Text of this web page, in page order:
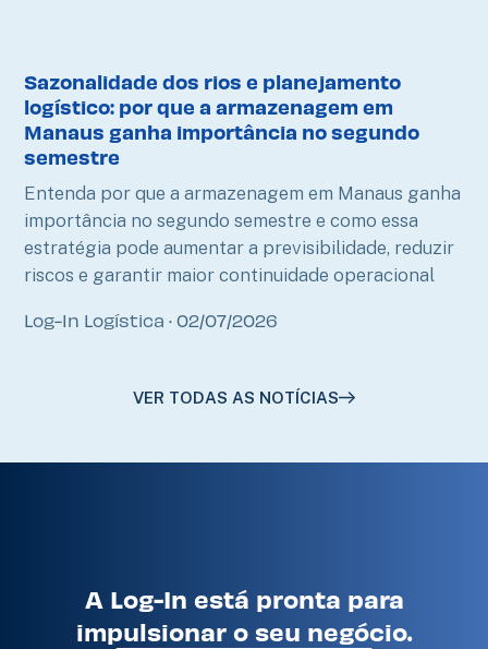
Sazonalidade dos rios e planejamento
logístico: por que a armazenagem em
Manaus ganha importância no segundo
semestre
Log-In Logística 02/07/2026
Entenda por que a armazenagem em Manaus ganha
importância no segundo semestre e como essa
estratégia pode aumentar a previsibilidade, reduzir
riscos e garantir maior continuidade operacional
VER TODAS AS NOTÍCIAS
A Log-In está pronta para
impulsionar o seu negócio.